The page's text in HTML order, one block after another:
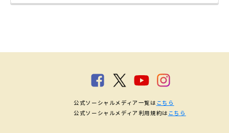
公式ソーシャルメディア一覧は こちら
公式ソーシャルメディア利用規約は こちら